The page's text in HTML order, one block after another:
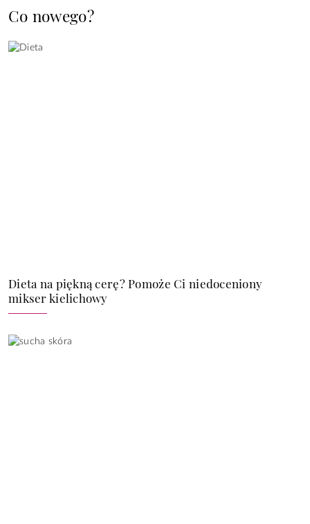
Co nowego?
Dieta na piękną cerę? Pomoże Ci niedoceniony
mikser kielichowy